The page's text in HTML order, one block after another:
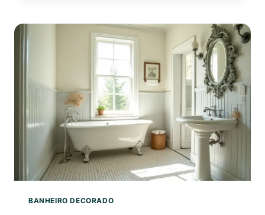
QUE
VOCÊ
PRECISA
EVITAR
JÁ!
BANHEIRO DECORADO